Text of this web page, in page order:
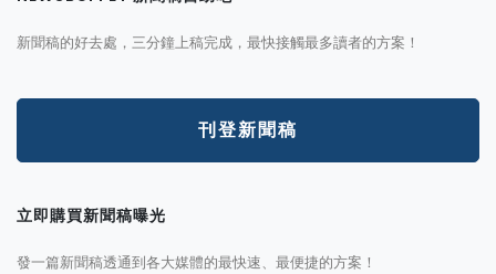
新聞稿的好去處，三分鐘上稿完成，最快接觸最多讀者的方案！
刊登新聞稿
立即購買新聞稿曝光
發一篇新聞稿透通到各大媒體的最快速、最便捷的方案！